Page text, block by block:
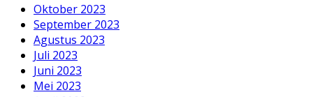
Oktober 2023
September 2023
Agustus 2023
Juli 2023
Juni 2023
Mei 2023